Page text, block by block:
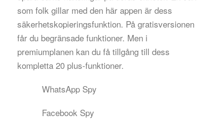
som folk gillar med den här appen är dess
säkerhetskopieringsfunktion. På gratisversionen
får du begränsade funktioner. Men i
premiumplanen kan du få tillgång till dess
kompletta 20 plus-funktioner.
WhatsApp Spy
Facebook Spy